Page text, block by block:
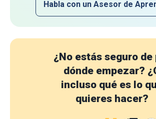
Habla con un Asesor de
¿No estás seguro de
dónde empezar?
incluso qué es lo
quieres hacer?